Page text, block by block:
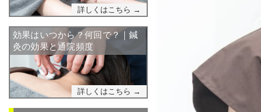
詳しくはこちら →
効果はいつから？何回で？｜鍼
灸の効果と通院頻度
詳しくはこちら →